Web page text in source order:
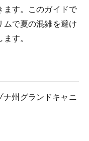
ます。このガイドで
ムで夏の混雑を避け
す。
ナ州グランドキャニ